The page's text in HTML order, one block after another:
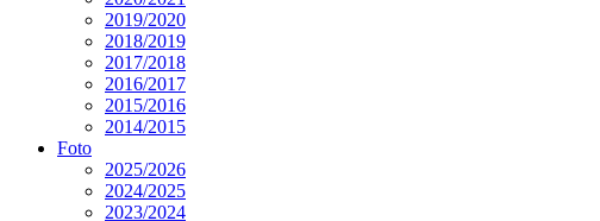
2019/2020
2018/2019
2017/2018
2016/2017
2015/2016
2014/2015
Foto
2025/2026
2024/2025
2023/2024